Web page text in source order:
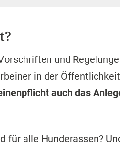
und
in der
auch das
für alle Hunderassen?